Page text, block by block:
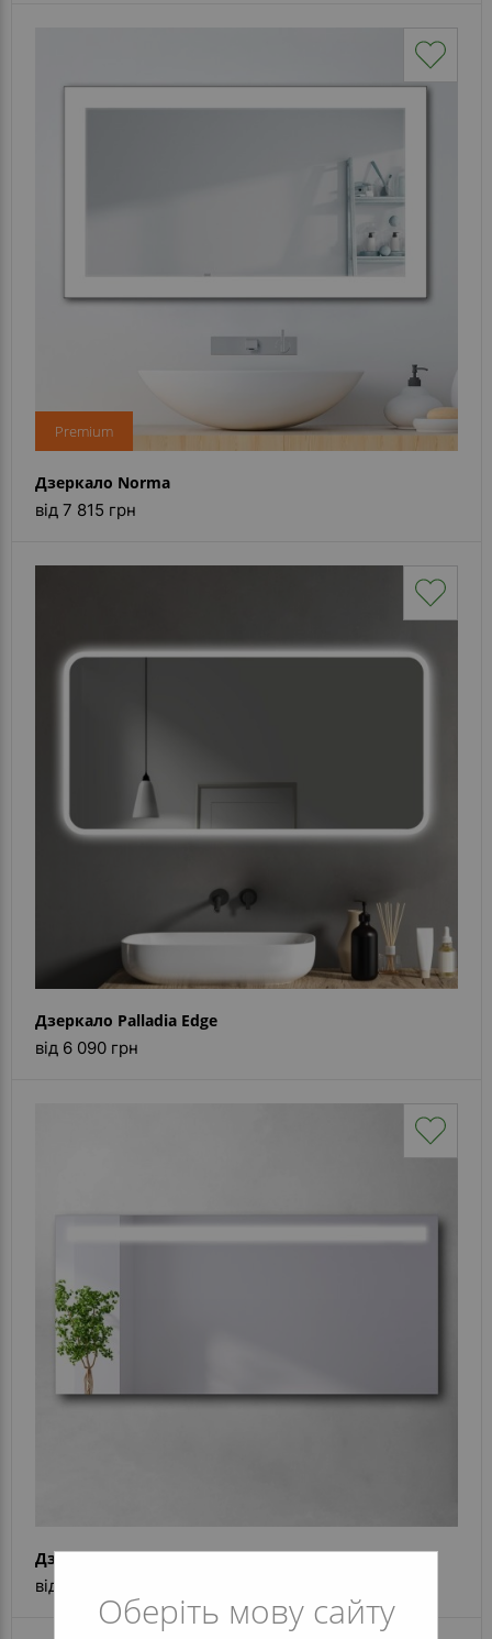
Оберіть мову сайту
Premium
Дзеркало Norma
від 7 815 грн
Дзеркало Palladia Edge
від 6 090 грн
Дзеркало Alina
від 4 282 грн